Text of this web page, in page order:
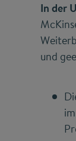
In der
und